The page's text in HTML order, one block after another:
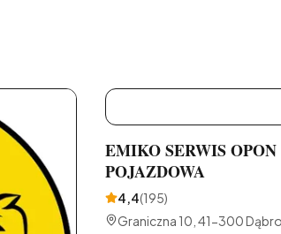
EMIKO SERWIS
POJAZDOWA
4,4(195)
Graniczna 10, 41-300